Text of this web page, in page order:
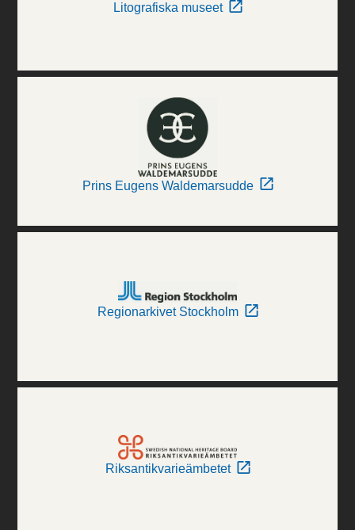
Litografiska museet
Prins Eugens Waldemarsudde
Regionarkivet Stockholm
Riksantikvarieämbetet